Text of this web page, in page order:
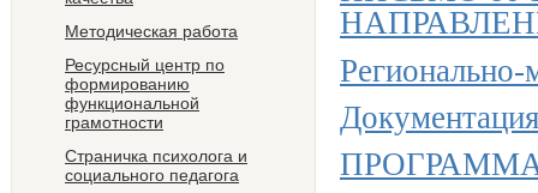
Методическая работа
Ресурсный центр по
формированию
функциональной
грамотности
Страничка психолога и
социального педагога
Регионально-